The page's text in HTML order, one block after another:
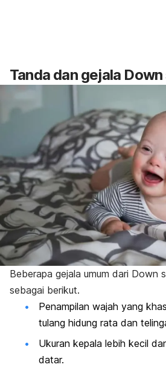
Tanda dan gejala
Beberapa gejala umum dari Down
sebagai berikut.
Penampilan wajah yang
tulang hidung rata dan
Ukuran kepala lebih kecil
datar.